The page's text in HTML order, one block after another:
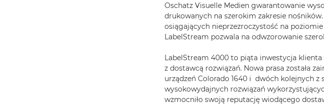
Oschatz Visuelle Medien gwarantowanie
drukowanych na szerokim zakresie
osiągających nieprzezroczystość na
LabelStream pozwala na odwzorowanie
LabelStream 4000 to piąta inwestycja klienta
z dostawcą rozwiązań. Nowa prasa została
urządzeń Colorado 1640 i dwóch kolejnych z
wysokowydajnych rozwiązań
wzmocniło swoją reputację wiodącego